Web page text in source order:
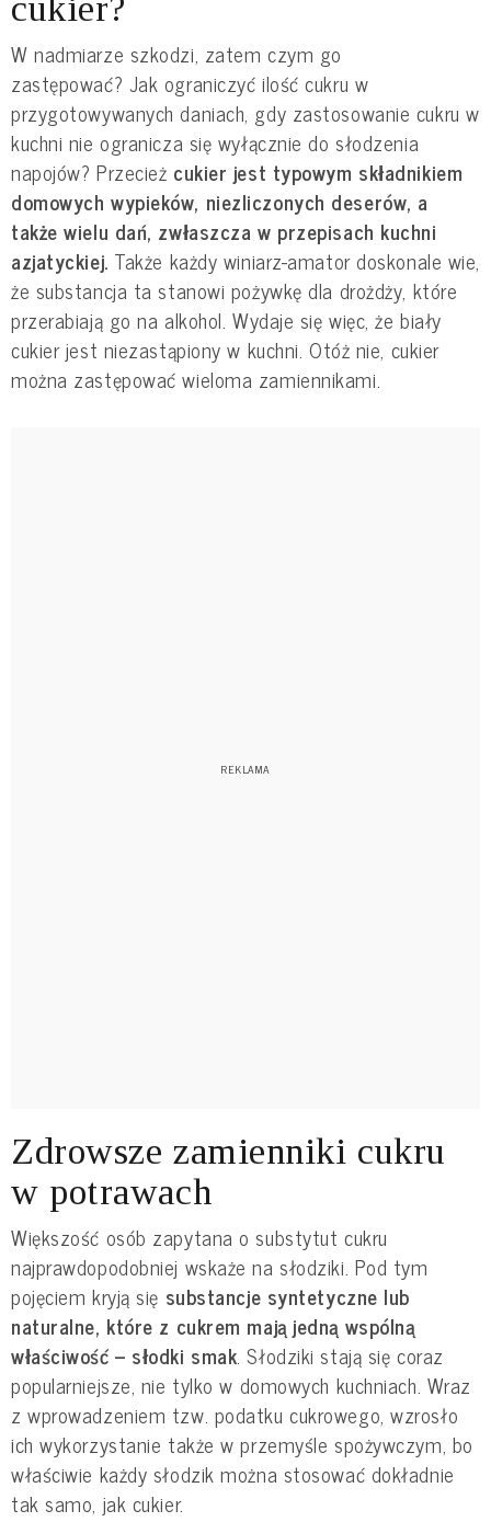
cukier?
W nadmiarze szkodzi, zatem czym go
zastępować? Jak ograniczyć ilość cukru w
przygotowywanych daniach, gdy zastosowanie cukru w
kuchni nie ogranicza się wyłącznie do słodzenia
napojów? Przecież cukier jest typowym składnikiem
domowych wypieków, niezliczonych deserów, a
także wielu dań, zwłaszcza w przepisach kuchni
azjatyckiej. Także każdy winiarz-amator doskonale wie,
że substancja ta stanowi pożywkę dla drożdży, które
przerabiają go na alkohol. Wydaje się więc, że biały
cukier jest niezastąpiony w kuchni. Otóż nie, cukier
można zastępować wieloma zamiennikami.
Zdrowsze zamienniki cukru
w potrawach
Większość osób zapytana o substytut cukru
najprawdopodobniej wskaże na słodziki. Pod tym
pojęciem kryją się substancje syntetyczne lub
naturalne, które z cukrem mają jedną wspólną
właściwość – słodki smak. Słodziki stają się coraz
popularniejsze, nie tylko w domowych kuchniach. Wraz
z wprowadzeniem tzw. podatku cukrowego, wzrosło
ich wykorzystanie także w przemyśle spożywczym, bo
właściwie każdy słodzik można stosować dokładnie
tak samo, jak cukier.